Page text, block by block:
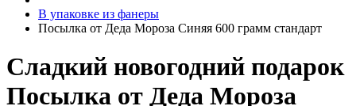
В упаковке из фанеры
Посылка от Деда Мороза Синяя 600 грамм стандарт
Сладкий новогодний подарок
Посылка от Деда Мороза